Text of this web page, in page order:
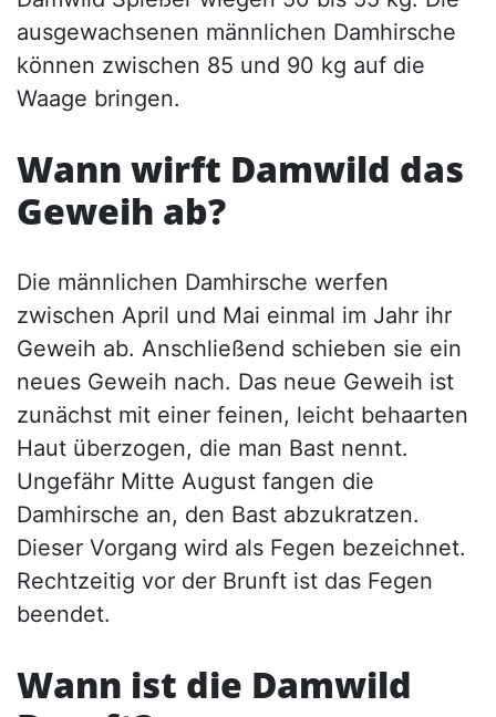
ausgewachsenen männlichen Damhirsche
können zwischen 85 und 90 kg auf die
Waage bringen.
Wann wirft Damwild das
Geweih ab?
Die männlichen Damhirsche werfen
zwischen April und Mai einmal im Jahr ihr
Geweih ab. Anschließend schieben sie ein
neues Geweih nach. Das neue Geweih ist
zunächst mit einer feinen, leicht behaarten
Haut überzogen, die man Bast nennt.
Ungefähr Mitte August fangen die
Damhirsche an, den Bast abzukratzen.
Dieser Vorgang wird als Fegen bezeichnet.
Rechtzeitig vor der Brunft ist das Fegen
beendet.
Wann ist die Damwild